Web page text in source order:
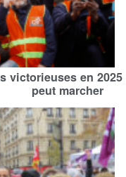
victorieuses en
peut marcher